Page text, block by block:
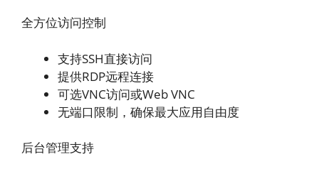
全方位访问控制
支持SSH直接访问
提供RDP远程连接
可选VNC访问或Web VNC
无端口限制，确保最大应用自由度
后台管理支持